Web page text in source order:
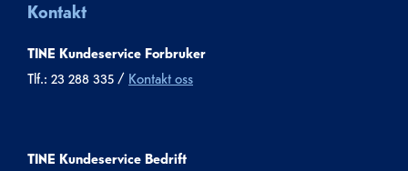
Kontakt
TINE Kundeservice Forbruker
Tlf.: 23 288 335 / Kontakt oss
TINE Kundeservice Bedrift